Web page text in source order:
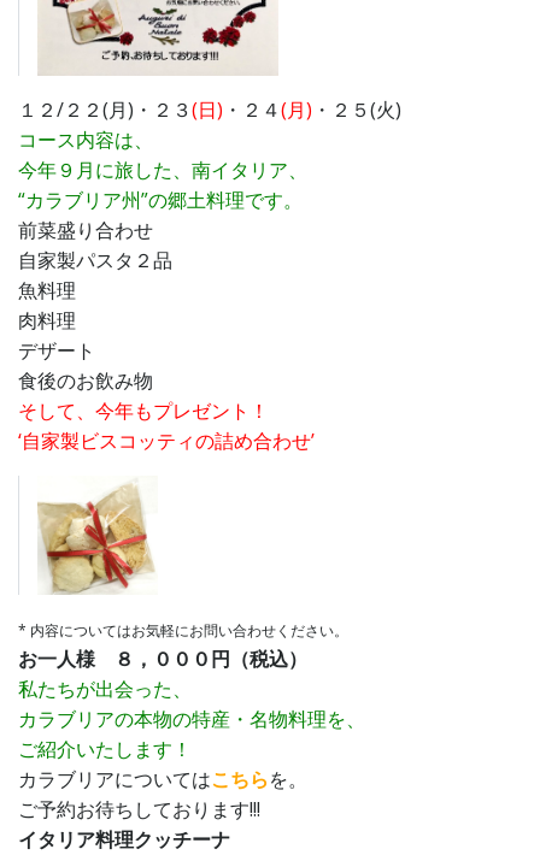
１２/２２(月)・２３(日) ・２４(月) ・２５(火)
コース内容は、
今年９月に旅した、南イタリア、
“カラブリア州”の郷土料理です。
前菜盛り合わせ
自家製パスタ２品
魚料理
肉料理
デザート
食後のお飲み物
そして、今年もプレゼント！
‘自家製ビスコッティの詰め合わせ’
* 内容についてはお気軽にお問い合わせください。
お一人様 ８，０００円（税込）
私たちが出会った、
カラブリアの本物の特産・名物料理を、
ご紹介いたします！
カラブリアについてはこちらを。
ご予約お待ちしております!!!
イタリア料理クッチーナ